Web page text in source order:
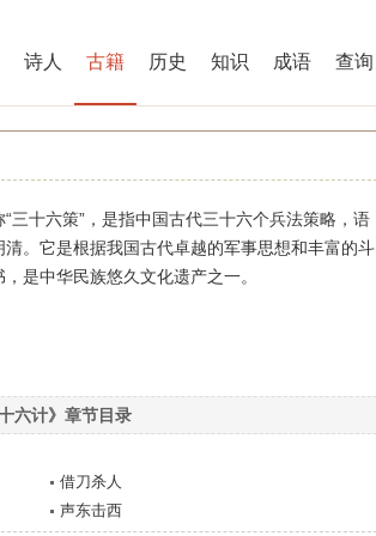
诗人 古籍 历史 知识 成语 查询
十六策”，是指中国古代三十六个兵法策略，语
。它是根据我国古代卓越的军事思想和丰富的斗
是中华民族悠久文化遗产之一。
十六计》章节目录
借刀杀人
声东击西